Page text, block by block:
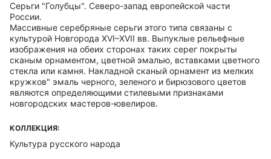
Серьги "Голубцы". Северо-запад европейской части
России.
Массивные серебряные серьги этого типа связаны с
культурой Новгорода XVI–XVII вв. Выпуклые рельефные
изображения на обеих сторонах таких серег покрыты
сканым орнаментом, цветной эмалью, вставками цветного
стекла или камня. Накладной сканый орнамент из мелких
кружков" эмаль черного, зеленого и бирюзового цветов
являются определяющими стилевыми признаками
новгородских мастеров-ювелиров.
КОЛЛЕКЦИЯ:
Культура русского народа